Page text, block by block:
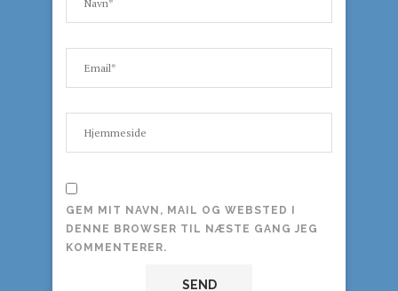
GEM MIT NAVN, MAIL OG WEBSTED I
DENNE BROWSER TIL NÆSTE GANG JEG
KOMMENTERER.